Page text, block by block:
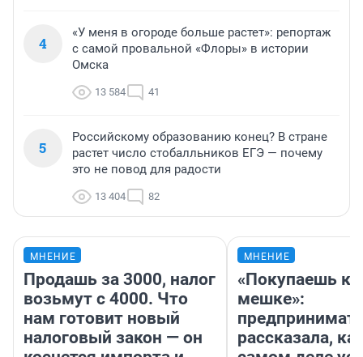
4
«У меня в огороде больше растет»: репортаж
с самой провальной «Флоры» в истории
Омска
13 584 41
5
Российскому образованию конец? В стране
растет число стобалльников ЕГЭ — почему
это не повод для радости
13 404 82
МНЕНИЕ
Продашь за 3000, налог
возьмут с 4000. Что
нам готовит новый
налоговый закон — он
МНЕНИЕ
«Покупаешь
мешке»:
рассказала,